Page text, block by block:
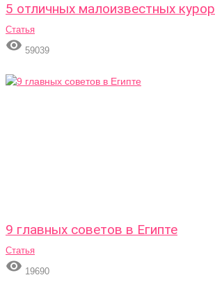
5 отличных малоизвестных
Статья
 59039
9 главных советов в Египте
Статья
 19690